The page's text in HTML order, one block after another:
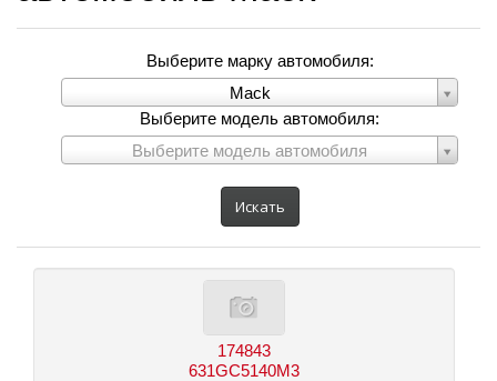
Выберите марку автомобиля:
Mack
марку
автомобиля:
Выберите модель автомобиля:
Выберите модель автомобиля
Выберите
модель
Искать
174843
631GC5140M3